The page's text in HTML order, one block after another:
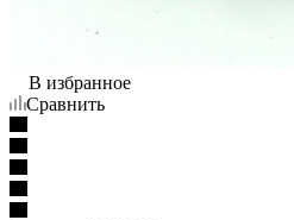
В избранное
Сравнить